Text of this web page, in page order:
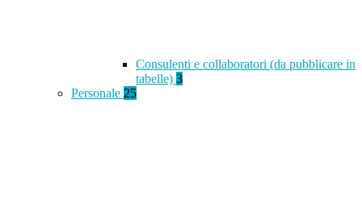
Consulenti e collaboratori (da pubblicare in
tabelle) 3
Personale 25